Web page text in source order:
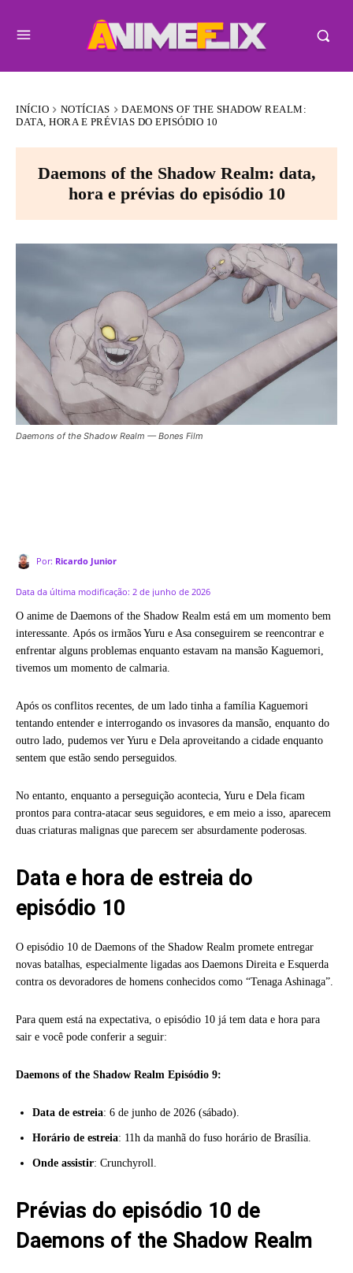
INÍCIO NOTÍCIAS
DAEMONS OF THE SHADOW REALM:
DATA, HORA E PRÉVIAS DO EPISÓDIO 10
Daemons of the Shadow Realm: data,
hora e prévias do episódio 10
Daemons of the Shadow Realm — Bones Film
Por: Ricardo Junior
Data da última modificação: 2 de junho de 2026
O anime de Daemons of the Shadow Realm está em um momento bem
interessante. Após os irmãos Yuru e Asa conseguirem se reencontrar e
enfrentar alguns problemas enquanto estavam na mansão Kaguemori,
tivemos um momento de calmaria.
Após os conflitos recentes, de um lado tinha a família Kaguemori
tentando entender e interrogando os invasores da mansão, enquanto do
outro lado, pudemos ver Yuru e Dela aproveitando a cidade enquanto
sentem que estão sendo perseguidos.
No entanto, enquanto a perseguição acontecia, Yuru e Dela ficam
prontos para contra-atacar seus seguidores, e em meio a isso, aparecem
duas criaturas malignas que parecem ser absurdamente poderosas.
Data e hora de estreia do
episódio 10
O episódio 10 de Daemons of the Shadow Realm promete entregar
novas batalhas, especialmente ligadas aos Daemons Direita e Esquerda
contra os devoradores de homens conhecidos como “Tenaga Ashinaga”.
Para quem está na expectativa, o episódio 10 já tem data e hora para
sair e você pode conferir a seguir:
Daemons of the Shadow Realm Episódio 9:
Data de estreia: 6 de junho de 2026 (sábado).
Horário de estreia: 11h da manhã do fuso horário de Brasília.
Onde assistir: Crunchyroll.
Prévias do episódio 10 de
Daemons of the Shadow Realm